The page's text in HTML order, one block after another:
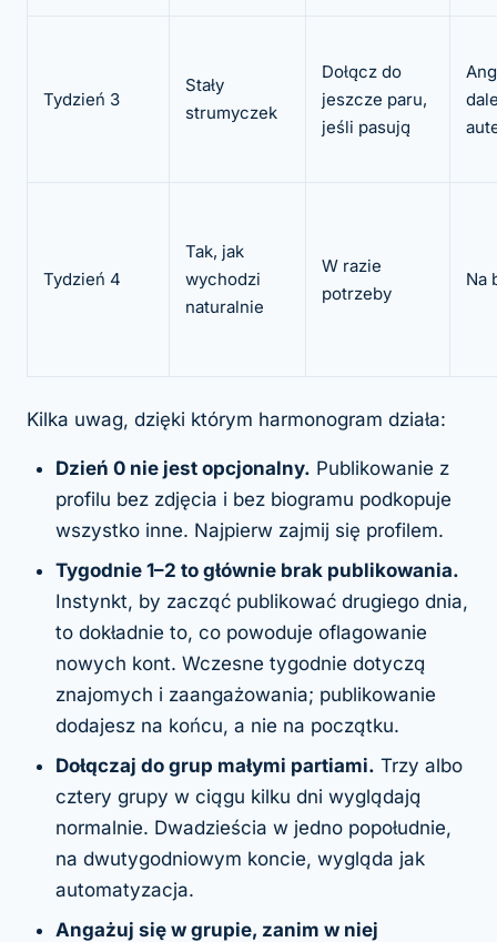
Tydzień 3
Stały
strumyczek
Dołącz do
jeszcze paru,
jeśli pasują
Tydzień 4
Tak, jak
wychodzi
naturalnie
W razie
potrzeby
Na
Kilka uwag, dzięki którym harmonogram działa:
Dzień 0 nie jest opcjonalny. Publikowanie z
profilu bez zdjęcia i bez biogramu podkopuje
wszystko inne. Najpierw zajmij się profilem.
Tygodnie 1–2 to głównie brak publikowania.
Instynkt, by zacząć publikować drugiego dnia,
to dokładnie to, co powoduje oflagowanie
nowych kont. Wczesne tygodnie dotyczą
znajomych i zaangażowania; publikowanie
dodajesz na końcu, a nie na początku.
Dołączaj do grup małymi partiami. Trzy albo
cztery grupy w ciągu kilku dni wyglądają
normalnie. Dwadzieścia w jedno popołudnie,
na dwutygodniowym koncie, wygląda jak
automatyzacja.
Angażuj się w grupie, zanim w niej